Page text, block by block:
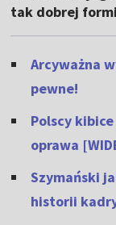
tak dobrej
Arcyważna
pewne!
Polscy
oprawa
Szymański
historii